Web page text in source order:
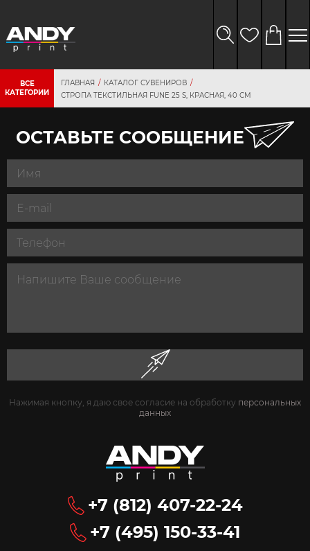
ВСЕ
КАТЕГОРИИ
ГЛАВНАЯ
КАТАЛОГ СУВЕНИРОВ
СТРОПА ТЕКСТИЛЬНАЯ FUNE 25 S, КРАСНАЯ, 40 СМ
ОСТАВЬТЕ СООБЩЕНИЕ
Нажимая кнопку, я даю свое согласие на обработку персональных
данных
+7 (812) 407-22-24
+7 (495) 150-33-41
данных